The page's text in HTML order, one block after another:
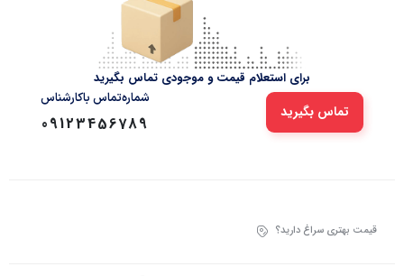
برای استعلام قیمت و موجودی تماس بگیرید
تماس بگیرید
شماره‌تماس‌ با‌کارشناس
09123456789
قیمت بهتری سراغ دارید؟